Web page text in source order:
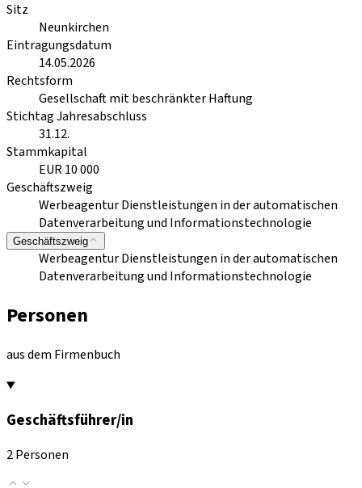
Sitz
Neunkirchen
Eintragungsdatum
14.05.2026
Rechtsform
Gesellschaft mit beschränkter Haftung
Stichtag Jahresabschluss
31.12.
Stammkapital
EUR 10 000
Geschäftszweig
Werbeagentur Dienstleistungen in der automatischen
Datenverarbeitung und Informationstechnologie
Geschäftszweig
Werbeagentur Dienstleistungen in der automatischen
Datenverarbeitung und Informationstechnologie
Personen
aus dem Firmenbuch
Geschäftsführer/in
2 Personen